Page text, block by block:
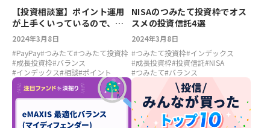
【投資相談室】ポイント運用
が上手くいっているので、資
産運用をはじめようかと思っ
ています。なにか注意点はあ
りますか？
2024年3月8日
#PayPay#つみたて#つみたて投資枠
#成長投資枠#バランス
#インデックス#相談#ポイント
NISAのつみたて投資枠でオス
スメの投資信託4選
2024年3月8日
#つみたて投資枠#インデックス
#成長投資枠#投資信託#NISA
#つみたて#バランス